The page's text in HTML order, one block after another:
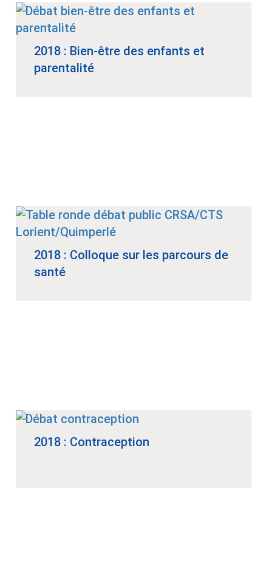
2018 : Bien-être des enfants et
parentalité
2018 : Colloque sur les parcours de
santé
2018 : Contraception